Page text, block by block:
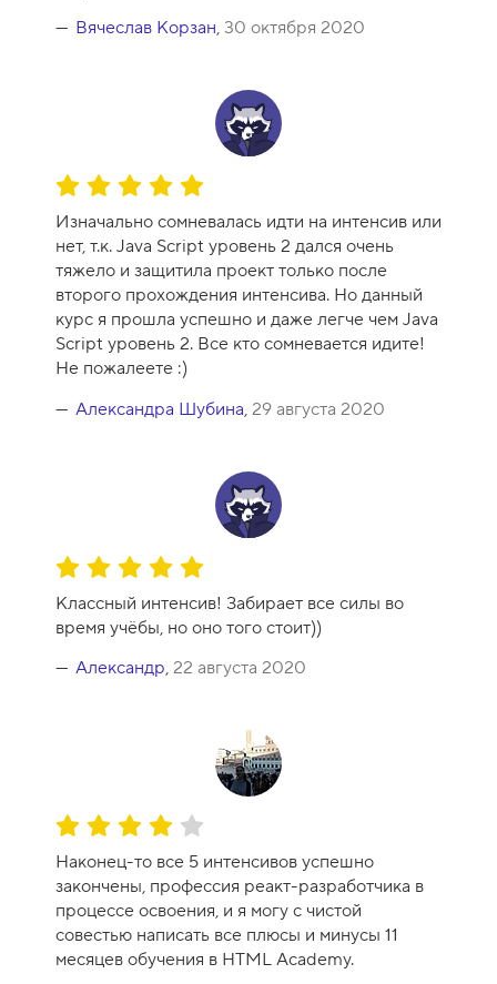
Вячеслав Корзан, 30 октября 2020
О
ц
е
н
к
а
к
у
р
с
Изначально сомневалась идти на интенсив или
нет, т.к. Java Script уровень 2 дался очень
тяжело и защитила проект только после
второго прохождения интенсива. Но данный
курс я прошла успешно и даже легче чем Java
Script уровень 2. Все кто сомневается идите!
Не пожалеете :)
Александра Шубина, 29 августа 2020
О
е
н
к
-
1
0
Классный интенсив! Забирает все силы во
время учёбы, но оно того стоит))
Александр, 22 августа 2020
О
е
н
к
а
к
Наконец-то все 5 интенсивов успешно
закончены, профессия реакт-разработчика в
процессе освоения, и я могу с чистой
совестью написать все плюсы и минусы 11
месяцев обучения в HTML Academy.